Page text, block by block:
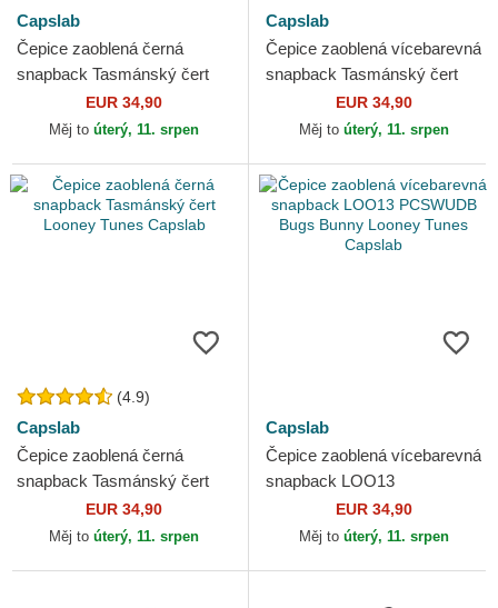
Capslab
Čepice zaoblená černá
snapback Tasmánský čert
Looney Tunes Capslab
EUR 34,90
Měj to úterý, 11. srpen
Capslab
Čepice zaoblená vícebarevná
snapback Tasmánský čert
Looney Tunes Capslab
EUR 34,90
Měj to úterý, 11. srpen
(4.9)
Capslab
Čepice zaoblená černá
snapback Tasmánský čert
Looney Tunes Capslab
EUR 34,90
Měj to úterý, 11. srpen
Capslab
Čepice zaoblená vícebarevná
snapback LOO13
PCSWUDB Bugs Bunny
Looney Tunes Capslab
EUR 34,90
Měj to úterý, 11. srpen